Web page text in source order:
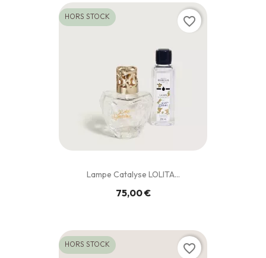
Lampe Catalyse LOLITA...
75,00 €
HORS STOCK favorite_border
HORS STOCK favorite_border